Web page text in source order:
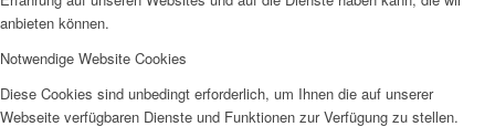
anbieten können.
Notwendige Website Cookies
Diese Cookies sind unbedingt erforderlich, um Ihnen die auf unserer
Webseite verfügbaren Dienste und Funktionen zur Verfügung zu stellen.